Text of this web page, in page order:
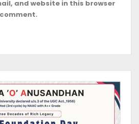
and website in this browser